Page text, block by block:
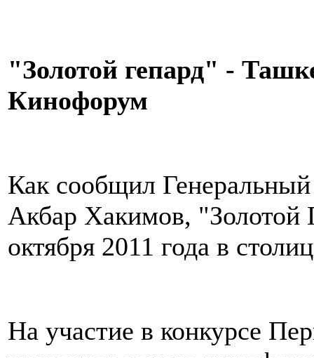
"Золотой гепард" -
Кинофорум
Как сообщил
Акбар Хакимов, "Золотой
октября 2011 года в
На участие в конкурсе